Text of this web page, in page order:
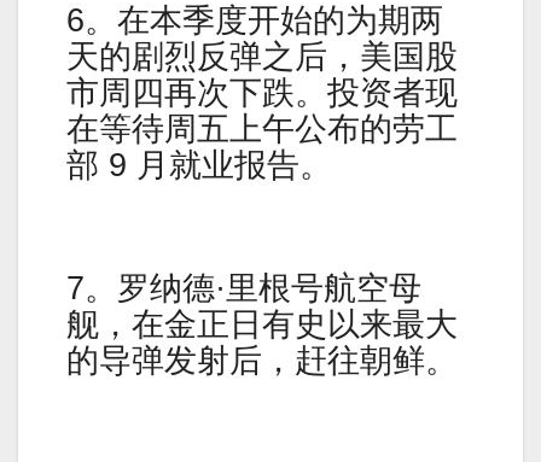
6。在本季度开始的为期两
天的剧烈反弹之后，美国股
市周四再次下跌。投资者现
在等待周五上午公布的劳工
部 9 月就业报告。
7。罗纳德·里根号航空母
舰，在金正日有史以来最大
的导弹发射后，赶往朝鲜。